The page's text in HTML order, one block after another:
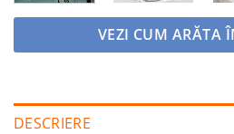
VEZI CUM ARĂTA
DESCRIERE